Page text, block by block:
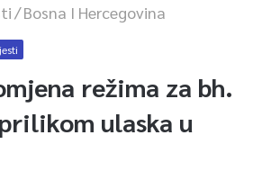
/Bosna I Hercegovina
režima za bh.
ulaska u